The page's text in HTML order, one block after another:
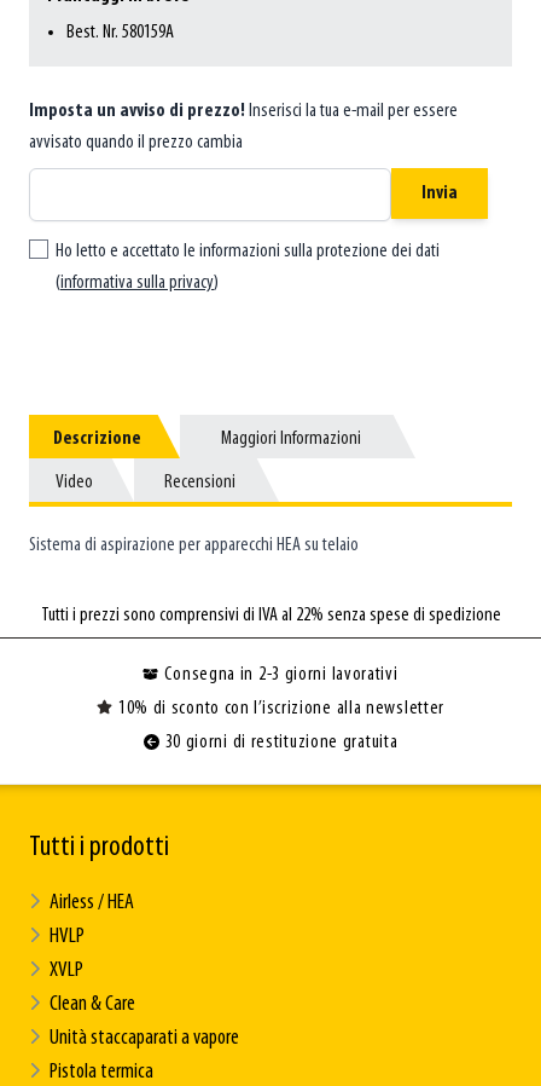
Best. Nr. 580159A
Imposta un avviso di prezzo! Inserisci la tua e-mail per essere
avvisato quando il prezzo cambia
Invia
Ho letto e accettato le informazioni sulla protezione dei dati
(informativa sulla privacy)
Descrizione
Descrizione Maggiori Informazioni
Maggiori Informazioni
Video
Video Recensioni
Recensioni
Sistema di aspirazione per apparecchi HEA su telaio
Tutti i prezzi sono comprensivi di IVA al 22% senza spese di spedizione
Consegna in 2-3 giorni lavorativi
10% di sconto con l’iscrizione alla newsletter
30 giorni di restituzione gratuita
Tutti i prodotti
Airless / HEA
HVLP
XVLP
Clean & Care
Unità staccaparati a vapore
Pistola termica